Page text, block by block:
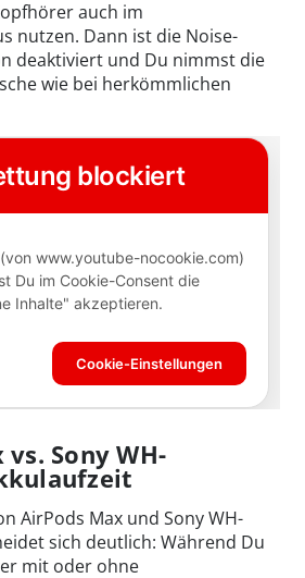
auch im
nutzen. Dann ist die Noise-
deaktiviert und Du nimmst die
wie bei herkömmlichen
Sony WH-
AirPods Max und Sony WH-
sich deutlich: Während Du
mit oder ohne